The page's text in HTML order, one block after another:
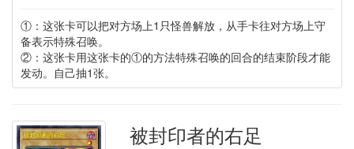
①：这张卡可以把对方场上1只怪兽解放，从手卡往对方场上守
备表示特殊召唤。
②：这张卡用这张卡的①的方法特殊召唤的回合的结束阶段才能
发动。自己抽1张。
被封印者的右足